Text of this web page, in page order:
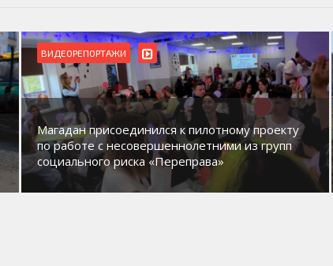
ВИДЕОРЕПОРТАЖИ
Магадан присоединился к пилотному проекту
по работе с несовершеннолетними из групп
социального риска «Переправа»